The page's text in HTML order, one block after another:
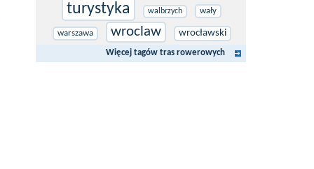
turystyka walbrzych wały
warszawa wroclaw wrocławski
Więcej tagów tras rowerowych